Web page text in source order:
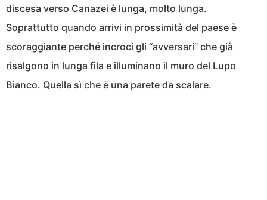
discesa verso Canazei è lunga, molto lunga.
Soprattutto quando arrivi in prossimità del paese è
scoraggiante perché incroci gli “avversari” che già
risalgono in lunga fila e illuminano il muro del Lupo
Bianco. Quella sì che è una parete da scalare.